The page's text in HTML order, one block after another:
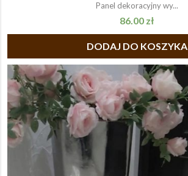
Panel dekoracyjny wy...
86.00 zł
DODAJ DO KOSZYKA